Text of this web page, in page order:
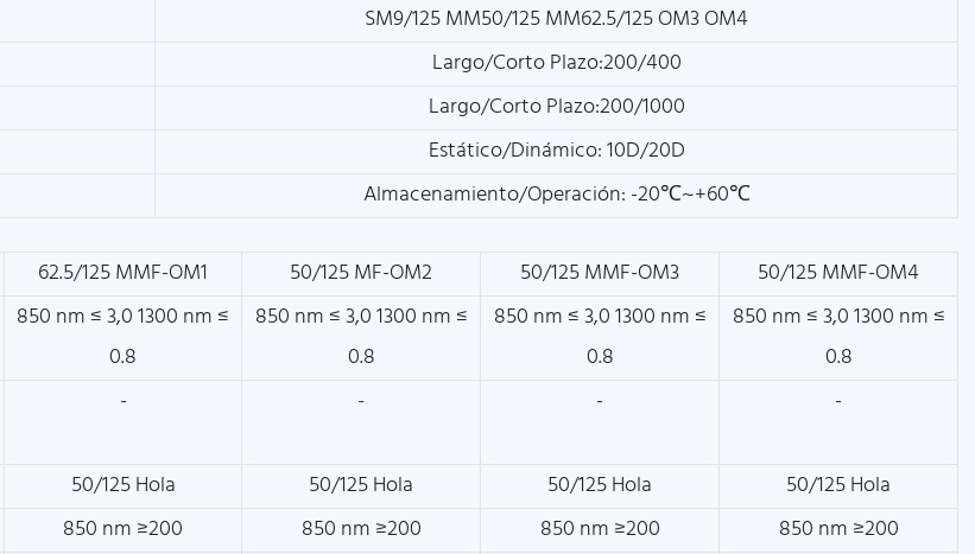
SM9/125 MM50/125 MM62.5/125 OM3 OM4
Largo/Corto Plazo:200/400
Largo/Corto Plazo:200/1000
Estático/Dinámico: 10D/20D
Almacenamiento/Operación: -20℃~+60℃
62.5/125 MMF-OM1 50/125 MF-OM2 50/125 MMF-OM3
50/125 MMF-OM4
850 nm ≤ 3,0 1300 nm ≤
0.8
850 nm ≤ 3,0 1300 nm ≤
0.8
850 nm ≤ 3,0 1300 nm ≤
0.8
850 nm ≤ 3,0 1300 nm ≤
0.8
- - - -
50/125 Hola 50/125 Hola 50/125 Hola
50/125 Hola
850 nm ≥200 850 nm ≥200 850 nm ≥200
850 nm ≥200